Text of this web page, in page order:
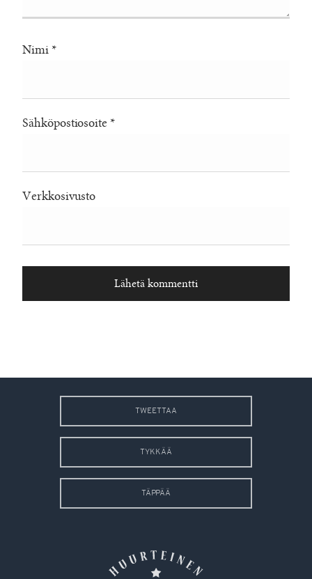
Nimi *
Sähköpostiosoite *
Verkkosivusto
TWEETTAA
TYKKÄÄ
TÄPPÄÄ